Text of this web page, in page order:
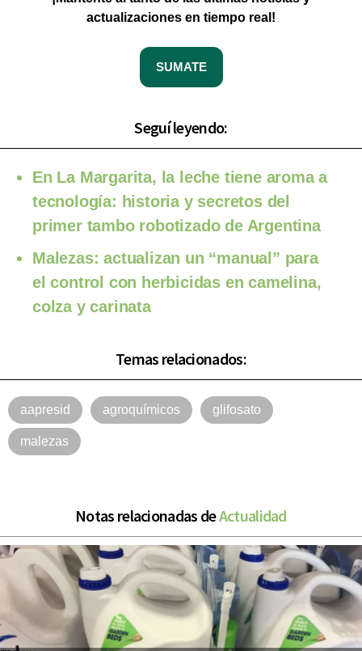
actualizaciones en tiempo real!
SUMATE
Seguí leyendo:
En La Margarita, la leche tiene aroma a
tecnología: historia y secretos del
primer tambo robotizado de Argentina
Malezas: actualizan un “manual” para
el control con herbicidas en camelina,
colza y carinata
Temas relacionados:
aapresid agroquímicos glifosato
malezas
Notas relacionadas deActualidad